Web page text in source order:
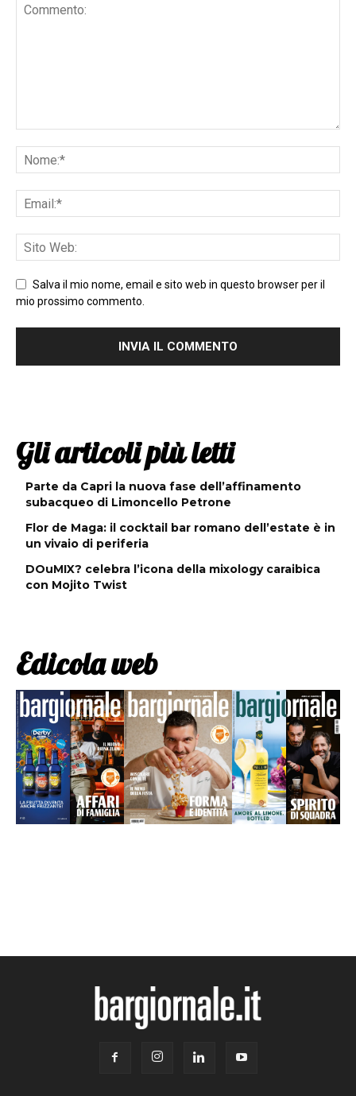
Salva il mio nome, email e sito web in questo browser per il
mio prossimo commento.
Gli articoli più letti
Parte da Capri la nuova fase dell’affinamento
subacqueo di Limoncello Petrone
Flor de Maga: il cocktail bar romano dell’estate è in
un vivaio di periferia
DOuMIX? celebra l’icona della mixology caraibica
con Mojito Twist
Edicola web